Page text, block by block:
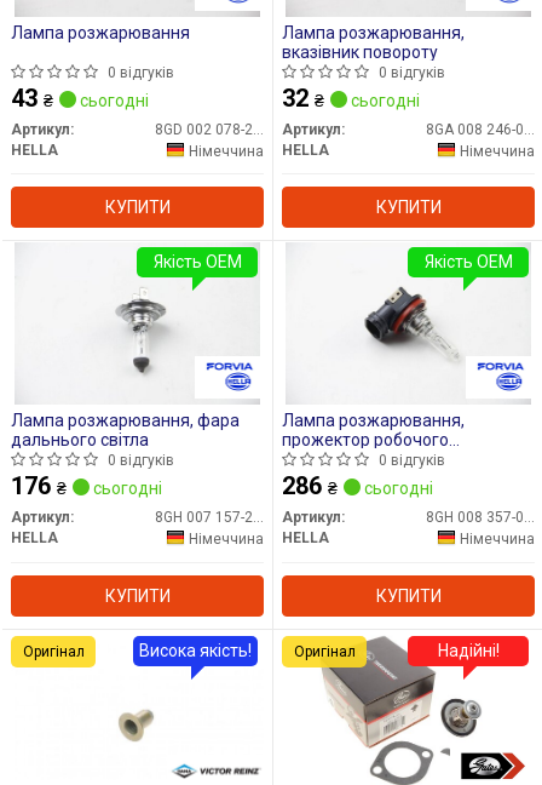
Лампа розжарювання
0 відгуків
43 ₴ сьогодні
Артикул:
HELLA
Німеччина
КУПИТИ
Лампа розжарювання,
вказівник повороту
0 відгуків
32 ₴ сьогодні
Артикул:
HELLA
Німеччина
КУПИТИ
Лампа розжарювання, фара
дальнього світла
0 відгуків
176 ₴ сьогодні
Артикул:
8GH 007 157-201
HELLA
Німеччина
КУПИТИ
Якість OEM
Лампа розжарювання,
прожектор робочого
освітлення
0 відгуків
286 ₴ сьогодні
Артикул:
8GH 008 357-001
HELLA
Німеччина
КУПИТИ
Якість OEM
Висока якість!
Оригінал Надійні!
Оригінал